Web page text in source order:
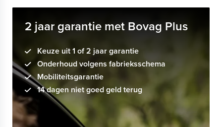
2 jaar garantie met Bovag Plus
Keuze uit 1 of 2 jaar garantie
Onderhoud volgens fabrieksschema
Mobiliteitsgarantie
14 dagen niet goed geld terug